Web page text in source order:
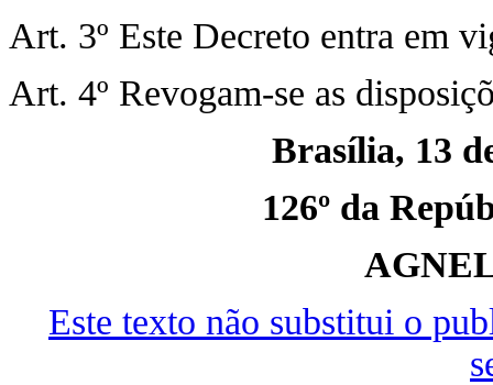
Art. 3º Este Decreto entra em
Art. 4º Revogam-se as
Brasília, 13
126º da
Este texto não substitui o